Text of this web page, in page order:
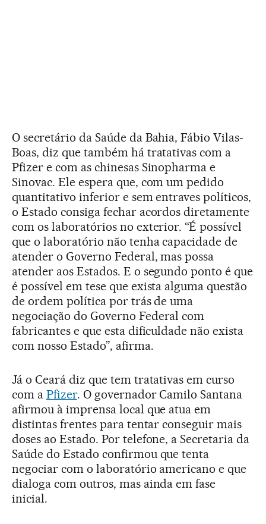
O secretário da Saúde da Bahia, Fábio Vilas-
Boas, diz que também há tratativas com a
Pfizer e com as chinesas Sinopharma e
Sinovac. Ele espera que, com um pedido
quantitativo inferior e sem entraves políticos,
o Estado consiga fechar acordos diretamente
com os laboratórios no exterior. “É possível
que o laboratório não tenha capacidade de
atender o Governo Federal, mas possa
atender aos Estados. E o segundo ponto é que
é possível em tese que exista alguma questão
de ordem política por trás de uma
negociação do Governo Federal com
fabricantes e que esta dificuldade não exista
com nosso Estado”, afirma.
Já o Ceará diz que tem tratativas em curso
com a Pfizer. O governador Camilo Santana
afirmou à imprensa local que atua em
distintas frentes para tentar conseguir mais
doses ao Estado. Por telefone, a Secretaria da
Saúde do Estado confirmou que tenta
negociar com o laboratório americano e que
dialoga com outros, mas ainda em fase
inicial.